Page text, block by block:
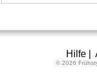
Hilfe|
© 2026